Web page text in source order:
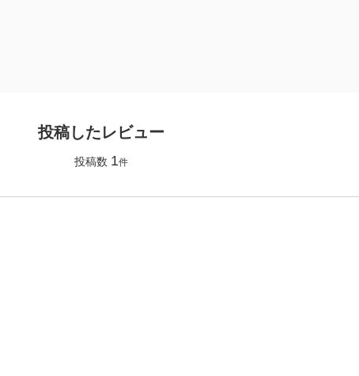
投稿したレビュー
投稿数 1件